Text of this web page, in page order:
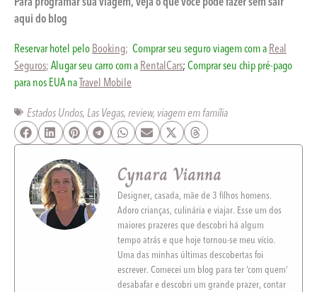
aqui do blog
Reservar hotel pelo Booking; Comprar seu seguro viagem com a Real
Seguros; Alugar seu carro com a RentalCars; Comprar seu chip pré-pago
para nos EUA naTravel Mobile
Estados Undos, Las Vegas, review, viagem em família
Cynara Vianna
Designer, casada, mãe de 3 filhos homens.
Adoro crianças, culinária e viajar. Esse um dos
maiores prazeres que descobri há algum
tempo atrás e que hoje tornou-se meu vício.
Uma das minhas últimas descobertas foi
escrever. Comecei um blog para ter ‘com quem’
desabafar e descobri um grande prazer, contar